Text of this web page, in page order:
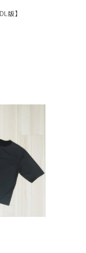
版】